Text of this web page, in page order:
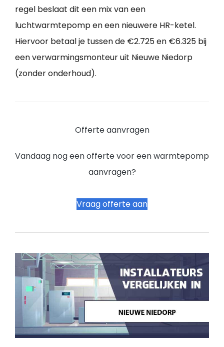
regel beslaat dit een mix van een
luchtwarmtepomp en een nieuwere HR-ketel.
Hiervoor betaal je tussen de €2.725 en €6.325 bij
een verwarmingsmonteur uit Nieuwe Niedorp
(zonder onderhoud).
Offerte aanvragen
Vandaag nog een offerte voor een warmtepomp
aanvragen?
Vraag offerte aan